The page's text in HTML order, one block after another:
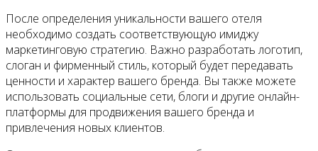
После определения уникальности вашего отеля
необходимо создать соответствующую имиджу
маркетинговую стратегию. Важно разработать логотип,
слоган и фирменный стиль, который будет передавать
ценности и характер вашего бренда. Вы также можете
использовать социальные сети, блоги и другие онлайн-
платформы для продвижения вашего бренда и
привлечения новых клиентов.